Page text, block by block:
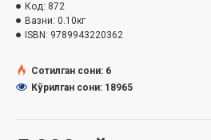
Код: 872
Вазни: 0.10кг
ISBN: 9789943220362
Сотилган сони: 6
Кўрилган сони: 18965